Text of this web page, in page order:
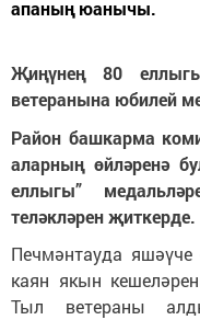
апаның юанычы.
Җиңүнең 80
ветеранына юбилей
Район башкарма
аларның өйләренә
еллыгы”
теләкләрен җиткерде.
Печмәнтауда яшәүче
каян якын
Тыл ветераны